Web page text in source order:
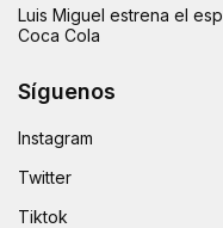
Luis Miguel estrena el
Coca Cola
Síguenos
Instagram
Twitter
Tiktok